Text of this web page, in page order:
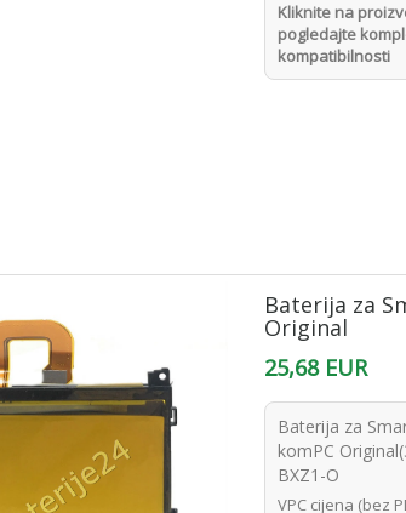
Kliknite na
pogledajte
kompatibilnosti
Baterija za
Original
25,68 EUR
Baterija za
komPC
BXZ1-O
VPC cijena (bez